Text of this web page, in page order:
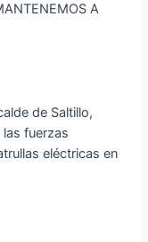
A
de Saltillo,
fuerzas
eléctricas en